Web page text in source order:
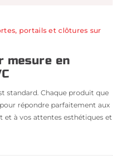
mesure en
portails et clôtures sur
standard. Chaque produit que
répondre parfaitement aux
et à vos attentes esthétiques et